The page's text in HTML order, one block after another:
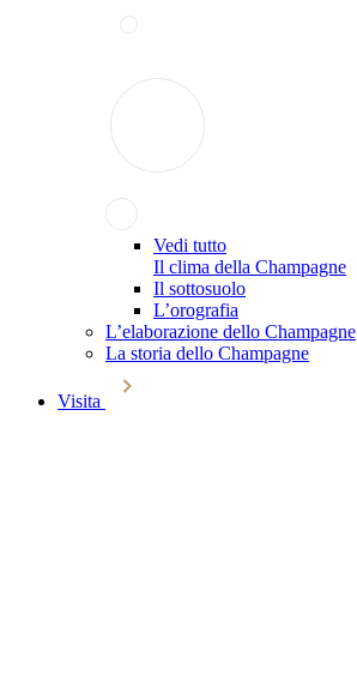
Vedi tutto
Il clima della Champagne
Il sottosuolo
L’orografia
L’elaborazione dello Champagne
La storia dello Champagne
Visita